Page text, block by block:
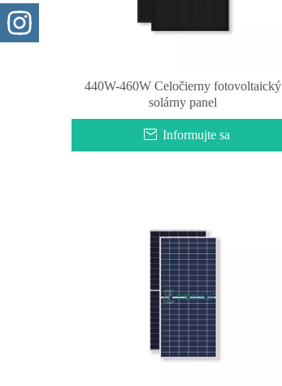
440W-460W Celočierny fotovoltaický
solárny panel
Informujte sa